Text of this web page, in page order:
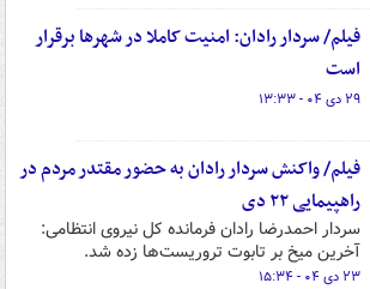
فیلم/ سردار رادان: امنیت کاملا در شهرها برقرار
است
۲۹ دی ۰۴ - ۱۳:۳۳
فیلم/ واکنش سردار رادان به حضور مقتدر مردم در
راهپیمایی ۲۲ دی
سردار احمدرضا رادان فرمانده کل نیروی انتظامی:
آخرین میخ بر تابوت تروریست‌ها زده شد.
۲۳ دی ۰۴ - ۱۵:۳۴